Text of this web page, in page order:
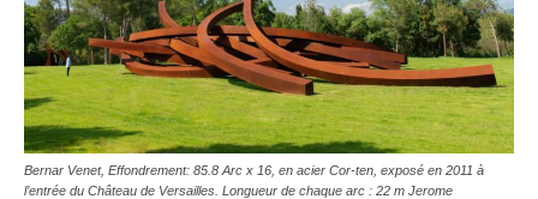
Bernar Venet, Effondrement: 85.8 Arc x 16, en acier Cor-ten, exposé en 2011 à
l’entrée du Château de Versailles. Longueur de chaque arc : 22 m Jerome